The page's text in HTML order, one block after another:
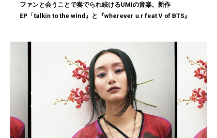
ファンと会うことで奏でられ続けるUMIの音楽。新作
EP「talkin to the wind』と『wherever u r feat V of BTS』